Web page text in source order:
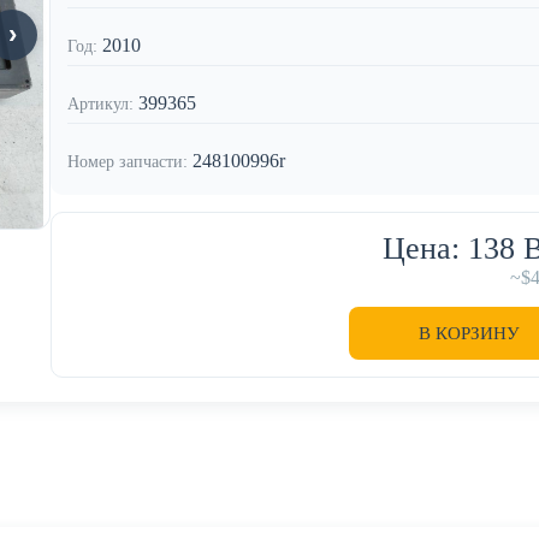
Год: 2010
Артикул: 399365
Номер запчасти: 248100996r
Цена: 138
В КОРЗИНУ